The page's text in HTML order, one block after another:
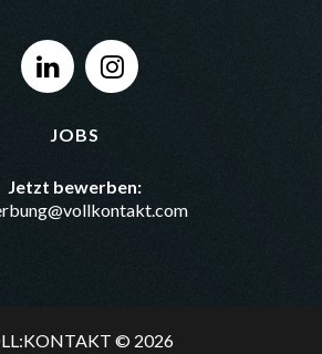
JOBS
Jetzt bewerben:
© 2026